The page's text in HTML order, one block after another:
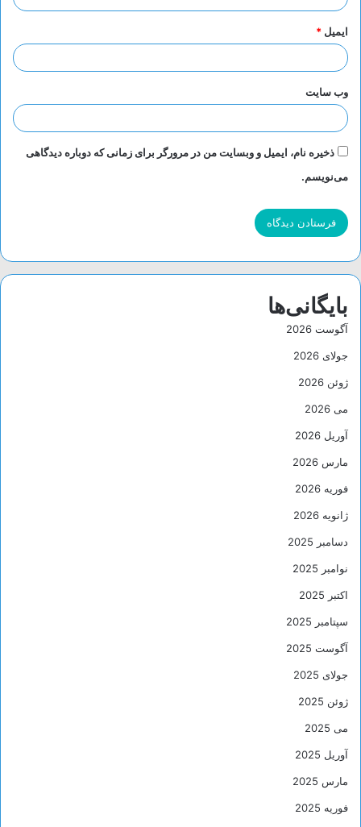
ایمیل *
وب‌ سایت
ذخیره نام، ایمیل و وبسایت من در مرورگر برای زمانی که دوباره دیدگاهی
می‌نویسم.
بایگانی‌ها
آگوست 2026
جولای 2026
ژوئن 2026
می 2026
آوریل 2026
مارس 2026
فوریه 2026
ژانویه 2026
دسامبر 2025
نوامبر 2025
اکتبر 2025
سپتامبر 2025
آگوست 2025
جولای 2025
ژوئن 2025
می 2025
آوریل 2025
مارس 2025
فوریه 2025